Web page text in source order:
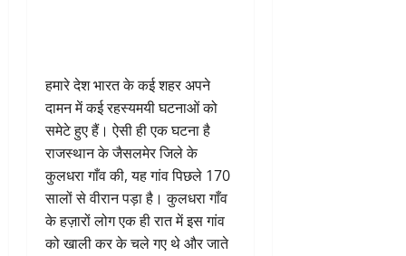
हमारे देश भारत के कई शहर अपने
दामन में कई रहस्यमयी घटनाओं को
समेटे हुए हैं। ऐसी ही एक घटना है
राजस्थान के जैसलमेर जिले के
कुलधरा गाँव की, यह गांव पिछले 170
सालों से वीरान पड़ा है। कुलधरा गाँव
के हज़ारों लोग एक ही रात में इस गांव
को खाली कर के चले गए थे और जाते